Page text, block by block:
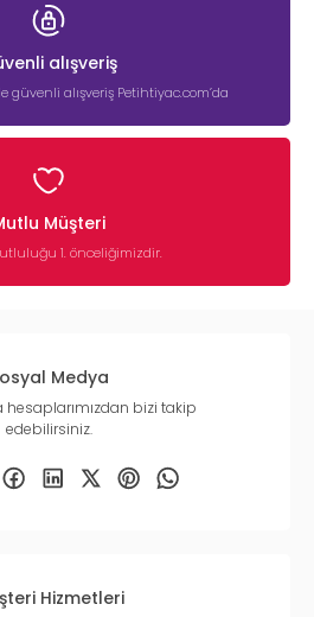
alışveriş
güvenli alışveriş Petihtiyac.com’da
Müşteri
1. önceliğimizdir.
Medya
bizi takip
edebilirsiniz.
Hizmetleri